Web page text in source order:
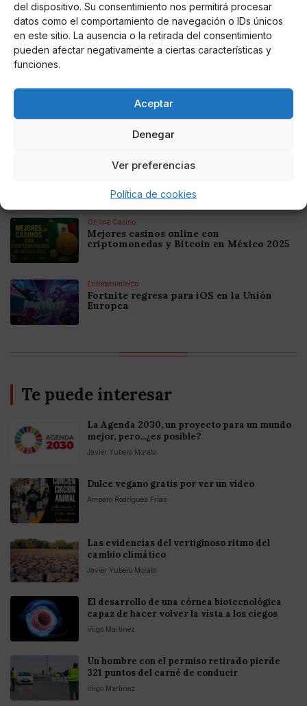
del dispositivo. Su consentimiento nos permitirá procesar
datos como el comportamiento de navegación o IDs únicos
en este sitio. La ausencia o la retirada del consentimiento
pueden afectar negativamente a ciertas características y
funciones.
Aceptar
Denegar
Ver preferencias
Política de cookies
Fernando Rodríguez Estévez
Noticias relacionadas
Mejores Cripto Casinos Online en
Colombia 2025: Bitcoin Casinos
Online Casino
Mejores Casinos Online con Bitcoin y
Online Casino
Mejores casinos online con
criptomonedas y Bitcoin en México 2025
Entretenimiento
Fortnite regresa para iOS en la Unión
Europea
Te puede interesar
La Agenda 2030, un proyecto para un mundo
mejor, pero...¿es posible?
Javier Yubero Morato
Dulce vegano gratis por ver un vídeo
Amparo Rodríguez Frías
Las evidencias del vertiginoso ritmo del
cambio climático
Javier Yubero Morato
El desarrollo de una córnea biotecnológica
capaz de hacer volver la vista a los ciegos
Iñigo Martinez
Un hombre con el permiso retirado pierde
321 puntos del carné de conducir
Iñigo Martinez